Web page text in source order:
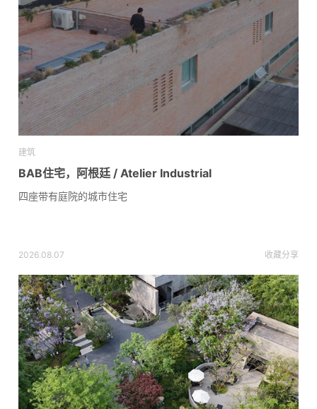
建筑
BAB住宅，阿根廷 / Atelier Industrial
四座带有庭院的城市住宅
2026.08.07 收藏分享